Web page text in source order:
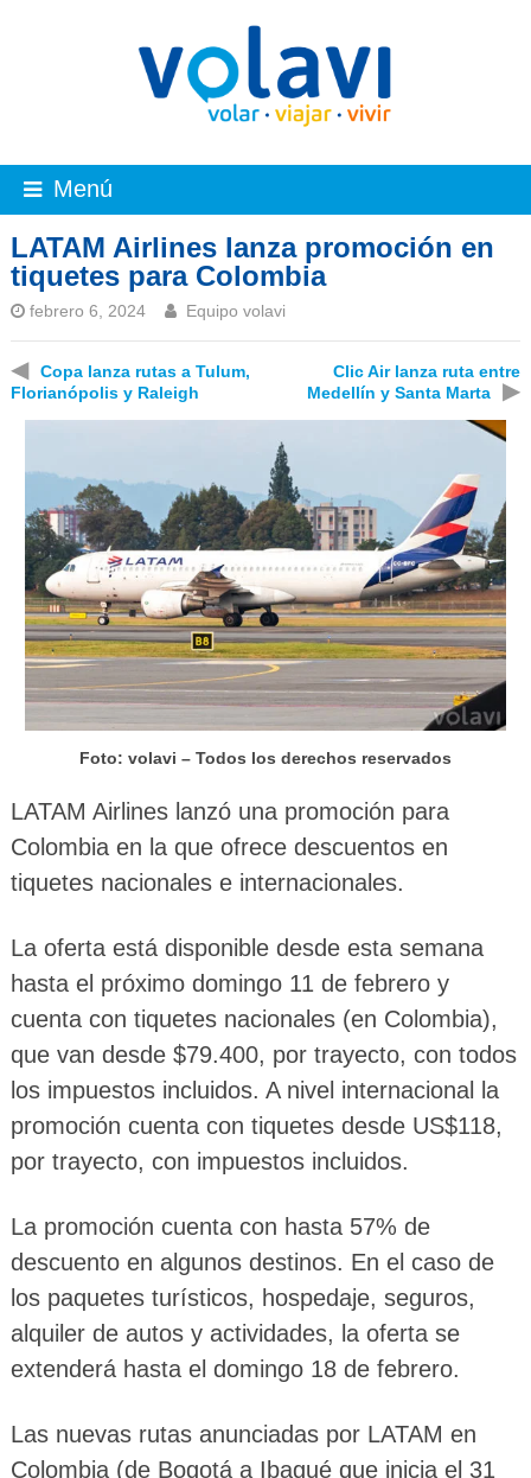
Menú
LATAM Airlines lanza promoción en
tiquetes para Colombia
febrero 6, 2024 Equipo volavi
◀
Copa lanza rutas a Tulum,
Florianópolis y Raleigh
Clic Air lanza ruta entre
Medellín y Santa Marta
▶
Foto: volavi – Todos los derechos reservados
LATAM Airlines lanzó una promoción para
Colombia en la que ofrece descuentos en
tiquetes nacionales e internacionales.
La oferta está disponible desde esta semana
hasta el próximo domingo 11 de febrero y
cuenta con tiquetes nacionales (en Colombia),
que van desde $79.400, por trayecto, con todos
los impuestos incluidos. A nivel internacional la
promoción cuenta con tiquetes desde US$118,
por trayecto, con impuestos incluidos.
La promoción cuenta con hasta 57% de
descuento en algunos destinos. En el caso de
los paquetes turísticos, hospedaje, seguros,
alquiler de autos y actividades, la oferta se
extenderá hasta el domingo 18 de febrero.
Las nuevas rutas anunciadas por LATAM en
Colombia (de Bogotá a Ibagué que inicia el 31